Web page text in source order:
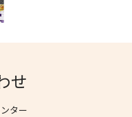
せ
ター